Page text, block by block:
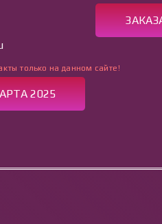
только на данном сайте!
2025